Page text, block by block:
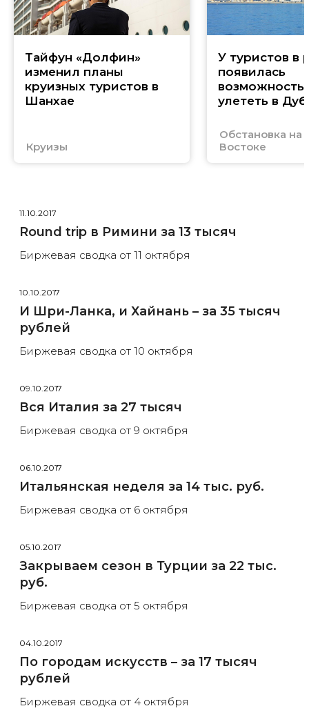
Тайфун «Долфин»
изменил планы
круизных туристов в
Шанхае
Круизы
У туристов в
появилась
улететь в
Обстановка
Востоке
11.10.2017
Round trip в Римини за 13 тысяч
Биржевая сводка от 11 октября
10.10.2017
И Шри-Ланка, и Хайнань – за 35 тысяч
рублей
Биржевая сводка от 10 октября
09.10.2017
Вся Италия за 27 тысяч
Биржевая сводка от 9 октября
06.10.2017
Итальянская неделя за 14 тыс. руб.
Биржевая сводка от 6 октября
05.10.2017
Закрываем сезон в Турции за 22 тыс.
руб.
Биржевая сводка от 5 октября
04.10.2017
По городам искусств – за 17 тысяч
рублей
Биржевая сводка от 4 октября